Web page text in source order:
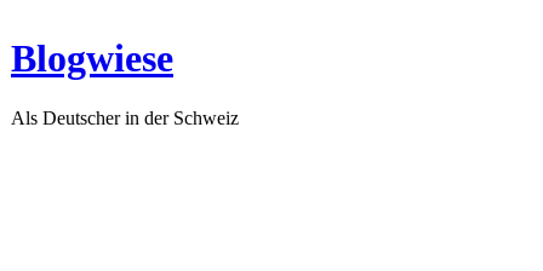
Blogwiese
Als Deutscher in der Schweiz